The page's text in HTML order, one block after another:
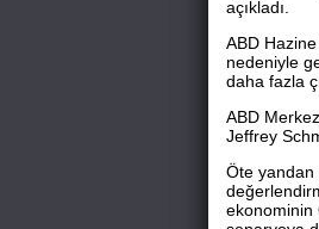
açıkladı.
ABD
nedeniyle
daha fazla
ABD
Jeffrey
Öte yandan
ekonominin